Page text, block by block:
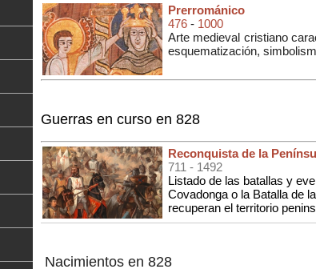
Prerrománico
476 - 1000
Arte medieval cristiano
esquematización,
Guerras en curso en 828
Reconquista de la
711 - 1492
Listado de las batallas y
Covadonga o la Batalla de
recuperan el territorio
Nacimientos en 828